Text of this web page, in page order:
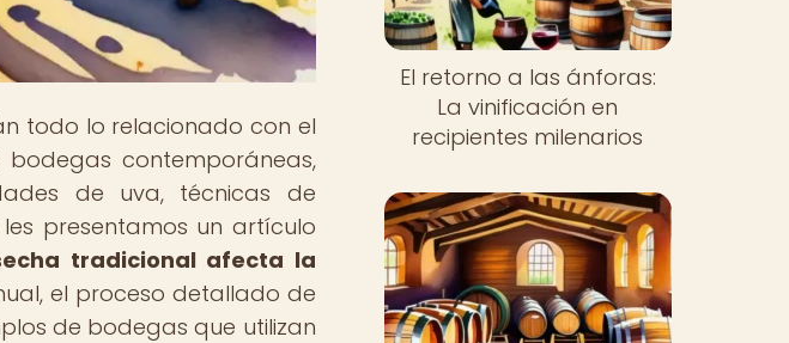
todo lo relacionado con el
bodegas contemporáneas,
de uva, técnicas de
presentamos un artículo
tradicional afecta la
el proceso detallado de
de bodegas que utilizan
El retorno a las ánforas:
La vinificación en
recipientes milenarios